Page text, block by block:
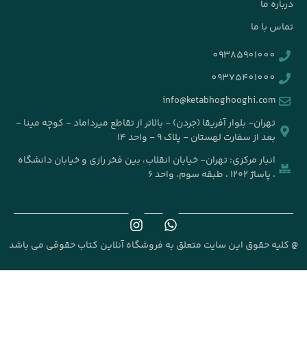
- بالاتر از تقاطع میرداماد - کوچه مینا -
- واحد ۱۴
انقلاب، بین فخر رازی و خیابان دانشگاه
به فروشگاه آنلاین کتاب حقوقی می باشد